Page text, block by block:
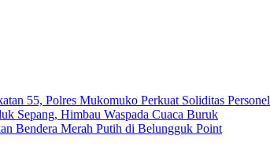
55, Polres Mukomuko Perkuat Soliditas Personel
Sepang, Himbau Waspada Cuaca Buruk
Bendera Merah Putih di Belungguk Point